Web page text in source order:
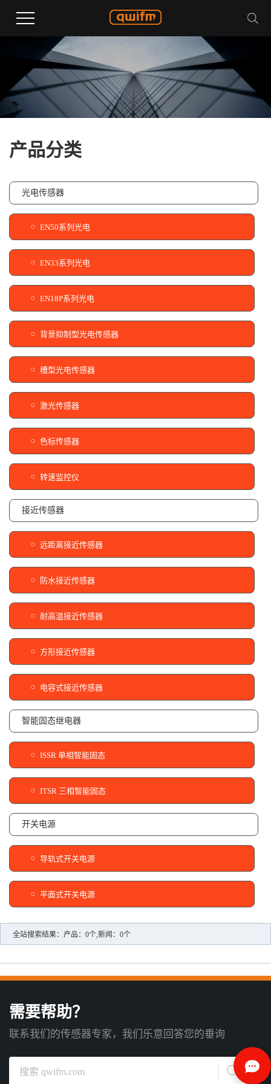
产品分类
光电传感器
EN50系列光电
EN33系列光电
EN18P系列光电
背景抑制型光电传感器
槽型光电传感器
激光传感器
色标传感器
转速监控仪
接近传感器
远距离接近传感器
防水接近传感器
耐高温接近传感器
方形接近传感器
电容式接近传感器
智能固态继电器
ISSR 单相智能固态
ITSR 三相智能固态
开关电源
导轨式开关电源
平面式开关电源
全站搜索结果：产品：0个,新闻：0个
需要帮助？
联系我们的传感器专家，我们乐意回答您的垂询